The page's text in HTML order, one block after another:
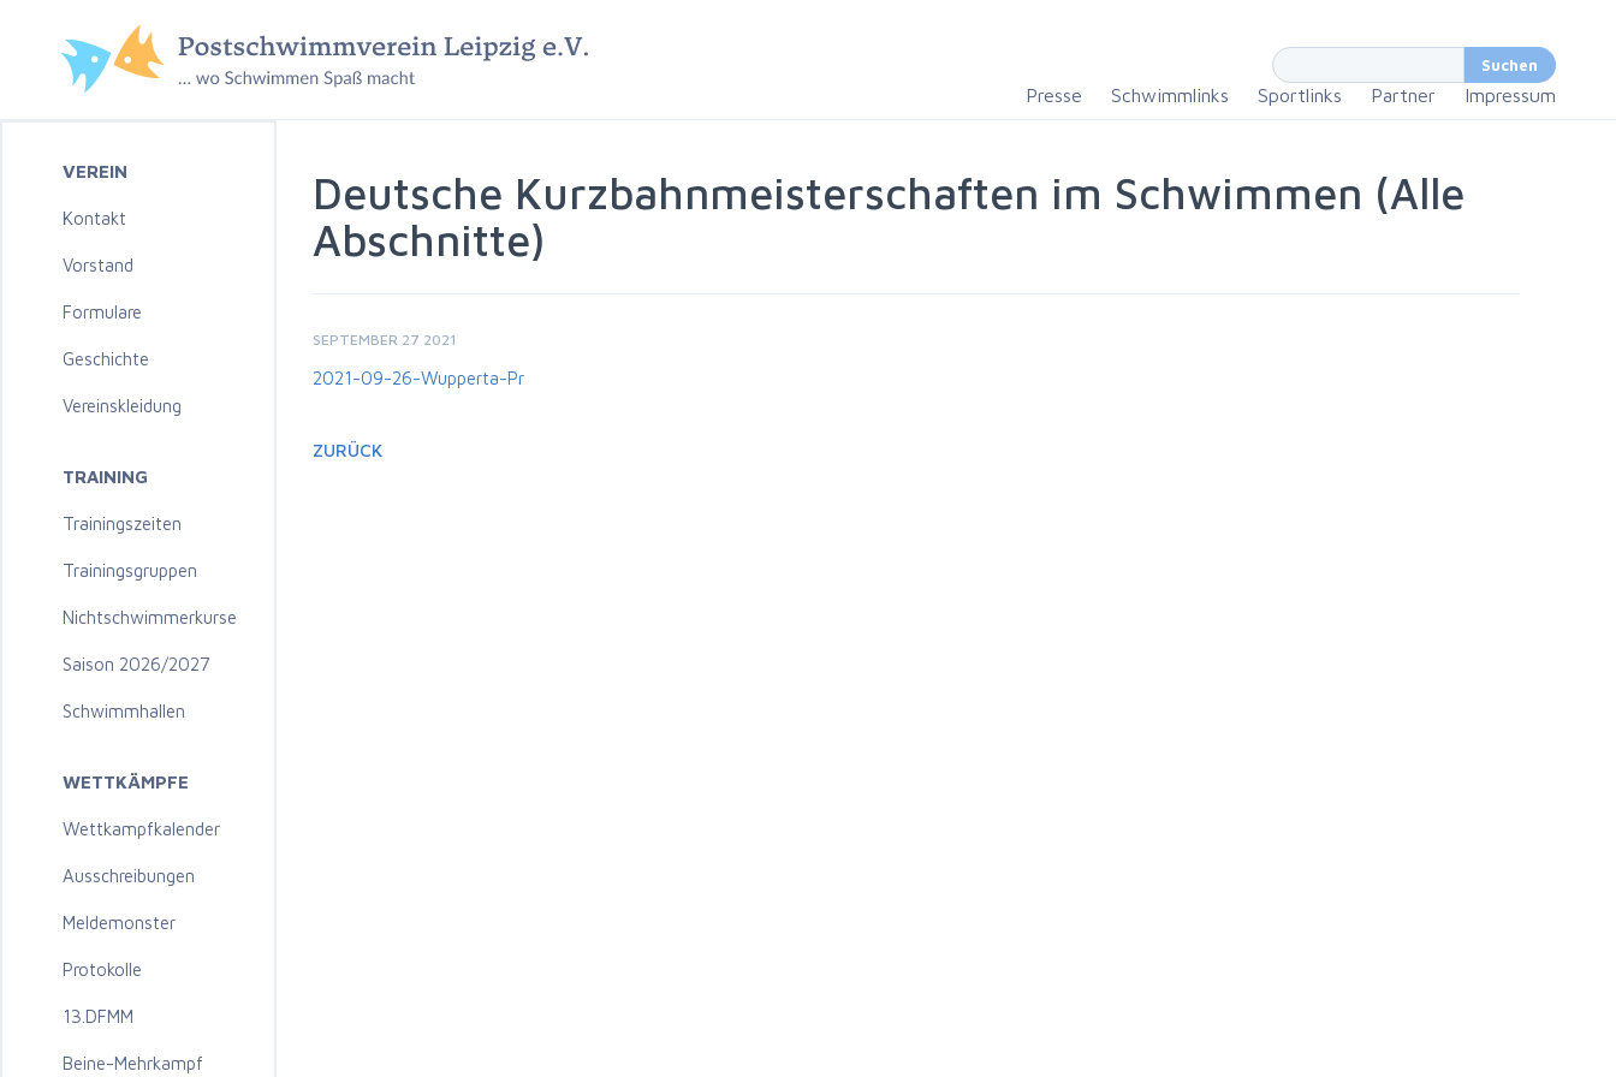
Presse Schwimmlinks Sportlinks Partner Impressum
VEREIN
Kontakt
Vorstand
Formulare
Geschichte
Vereinskleidung
TRAINING
Trainingszeiten
Trainingsgruppen
Nichtschwimmerkurse
Saison 2026/2027
Schwimmhallen
WETTKÄMPFE
Wettkampfkalender
Ausschreibungen
Meldemonster
Protokolle
13.DFMM
Beine-Mehrkampf
Deutsche Kurzbahnmeisterschaften im Schwimmen (Alle
Abschnitte)
SEPTEMBER 27 2021
2021-09-26-Wupperta-Pr
ZURÜCK